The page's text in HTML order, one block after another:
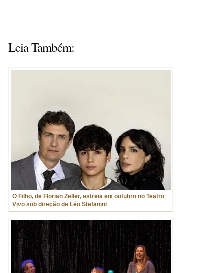
Leia Também:
O Filho, de Florian Zeller, estreia em outubro no Teatro
Vivo sob direção de Léo Stefanini